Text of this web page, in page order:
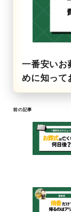
一番安いお
めに知って
投